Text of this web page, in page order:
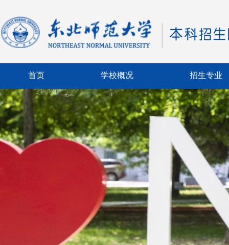
首页 学校概况 招生专业